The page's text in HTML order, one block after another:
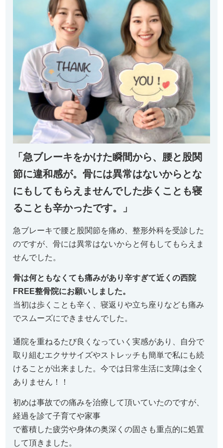
「急ブレーキをかけた瞬間から、腰と股関
節に違和感が。骨には異常はないからとな
にもしてもらえませんでした歩くことも寝
ることも辛かったです。」
急ブレーキで腰と股関節を痛め、整形外科を受診した
のですが、骨には異常はないからと何もしてもらえま
せんでした。
骨は何ともなくても痛みがあり辛すぎて近くの西院
FREE整骨院にお願いしました。
当初は歩くことも辛く、寝返りや立ち座りなども痛み
でスムーズにできませんでした。
通院を重ねるたび良くなっていく実感があり、自分で
取り組むエクササイズやストレッチも簡単で私にも続
けることが出来ました。今では日常生活に支障は全く
ありません！！
初めは事故での痛みを治療して頂いていたのですが、
経過を診て子育てや家事
で蓄積した疲労や身体の奥深くの固さも重点的に処置
して頂きました。